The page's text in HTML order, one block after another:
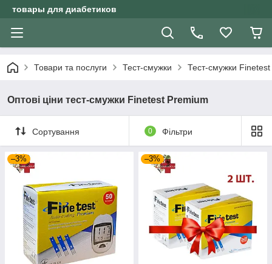
товары для диабетиков
Товари та послуги Тест-смужки Тест-смужки Finetest
Оптові ціни тест-смужки Finetest Premium
Сортування 0 Фільтри
–3% –3%